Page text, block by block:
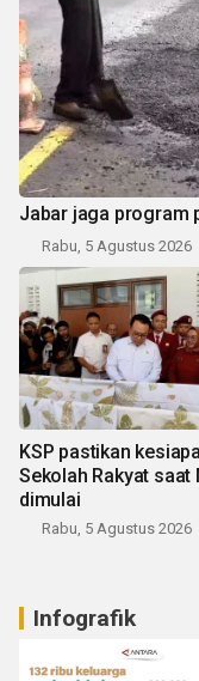
Jabar jaga program
Rabu, 5 Agustus 2026
KSP pastikan
Sekolah Rakyat saat
dimulai
Rabu, 5 Agustus 2026
Infografik